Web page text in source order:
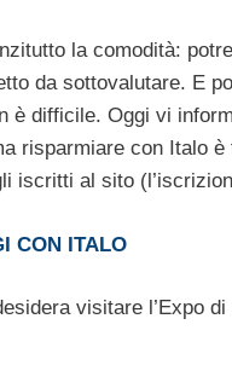
la comodità:
da sottovalutare. E
difficile. Oggi vi
risparmiare con Italo
iscritti al sito
CON ITALO
visitare l’Expo